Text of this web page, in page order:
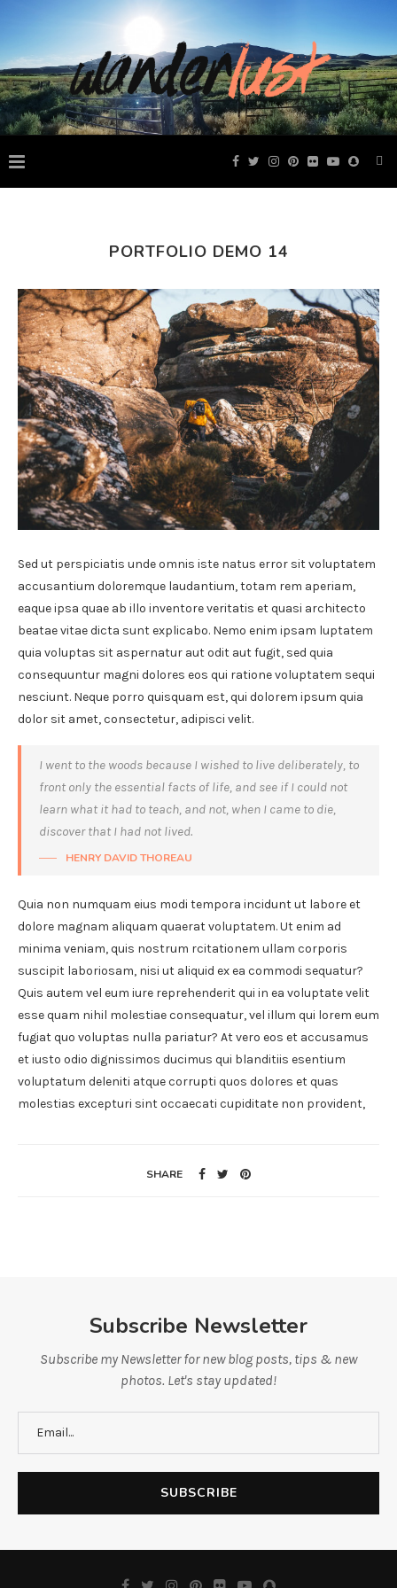
PORTFOLIO DEMO 14
Sed ut perspiciatis unde omnis iste natus error sit voluptatem
accusantium doloremque laudantium, totam rem aperiam,
eaque ipsa quae ab illo inventore veritatis et quasi architecto
beatae vitae dicta sunt explicabo. Nemo enim ipsam luptatem
quia voluptas sit aspernatur aut odit aut fugit, sed quia
consequuntur magni dolores eos qui ratione voluptatem sequi
nesciunt. Neque porro quisquam est, qui dolorem ipsum quia
dolor sit amet, consectetur, adipisci velit.
I went to the woods because I wished to live deliberately, to
front only the essential facts of life, and see if I could not
learn what it had to teach, and not, when I came to die,
discover that I had not lived.
HENRY DAVID THOREAU
Quia non numquam eius modi tempora incidunt ut labore et
dolore magnam aliquam quaerat voluptatem. Ut enim ad
minima veniam, quis nostrum rcitationem ullam corporis
suscipit laboriosam, nisi ut aliquid ex ea commodi sequatur?
Quis autem vel eum iure reprehenderit qui in ea voluptate velit
esse quam nihil molestiae consequatur, vel illum qui lorem eum
fugiat quo voluptas nulla pariatur? At vero eos et accusamus
et iusto odio dignissimos ducimus qui blanditiis esentium
voluptatum deleniti atque corrupti quos dolores et quas
molestias excepturi sint occaecati cupiditate non provident,
SHARE
Subscribe Newsletter
Subscribe my Newsletter for new blog posts, tips & new
photos. Let's stay updated!